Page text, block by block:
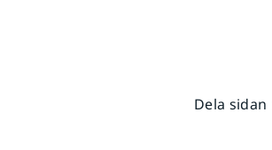
Dela sidan